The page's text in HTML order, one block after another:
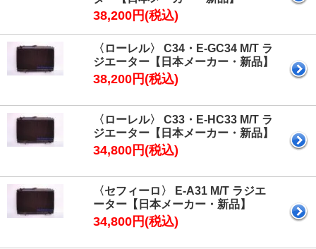
38,200円(税込)
〈ローレル〉 C34・E-GC34 M/T ラ
ジエーター【日本メーカー・新品】
38,200円(税込)
〈ローレル〉 C33・E-HC33 M/T ラ
ジエーター【日本メーカー・新品】
34,800円(税込)
〈セフィーロ〉 E-A31 M/T ラジエ
ーター【日本メーカー・新品】
34,800円(税込)